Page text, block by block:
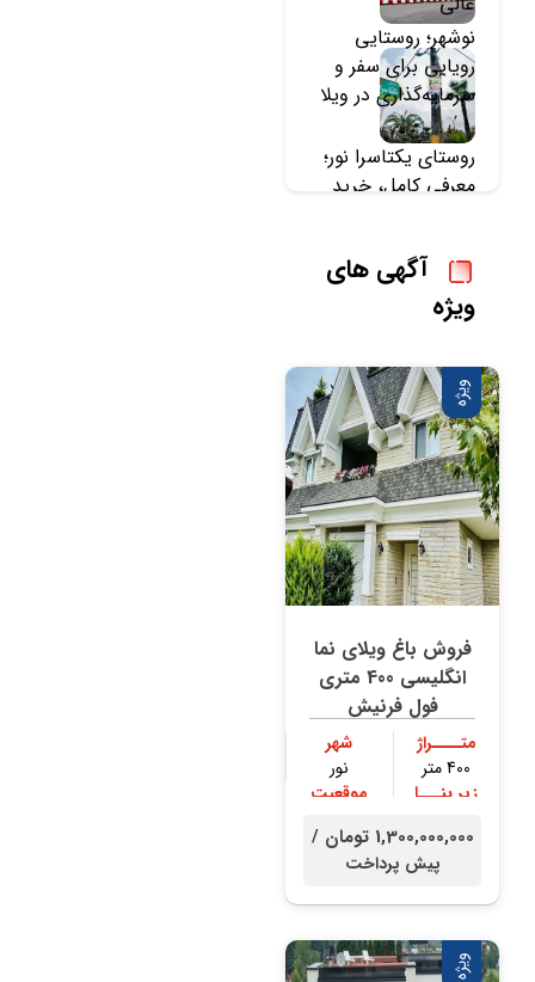
نوشهر؛ روستایی
رویایی برای سفر و
سرمایه‌گذاری در ویلا
روستای یکتاسرا نور؛
معرفی کامل، خرید
آگهی های
ویژه
ویژه
فروش باغ ویلای نما
انگلیسی 400 متری
فول فرنیش
متــــراژ
400 متر
شهر
نور
زیر بنـــا
موقعیت
1,300,000,000 تومان /
پیش پرداخت
ویژه